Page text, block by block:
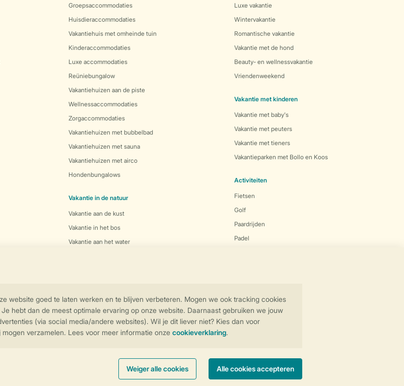
Groepsaccommodaties
Huisdieraccommodaties
Vakantiehuis met omheinde tuin
Kinderaccommodaties
Luxe accommodaties
Reüniebungalow
Vakantiehuizen aan de piste
Wellnessaccommodaties
Zorgaccommodaties
Vakantiehuizen met bubbelbad
Vakantiehuizen met sauna
Vakantiehuizen met airco
Hondenbungalows
Vakantie in de natuur
Vakantie aan de kust
Vakantie in het bos
Vakantie aan het water
Luxe vakantie
Wintervakantie
Romantische vakantie
Vakantie met de hond
Beauty- en wellnessvakantie
Vriendenweekend
Vakantie met kinderen
Vakantie met baby's
Vakantie met peuters
Vakantie met tieners
Vakantieparken met Bollo en Koos
Activiteiten
Fietsen
Golf
Paardrijden
Padel